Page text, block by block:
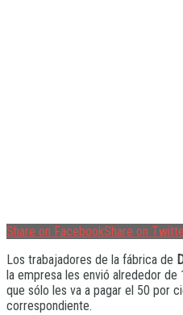
Share on FacebookShare on
Los trabajadores de la fábrica de
la empresa les envió alrededor
que sólo les va a pagar el 50 por
correspondiente.